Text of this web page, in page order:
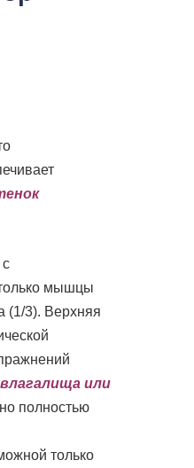
мышцы
(1/3). Верхняя
или
полностью
только